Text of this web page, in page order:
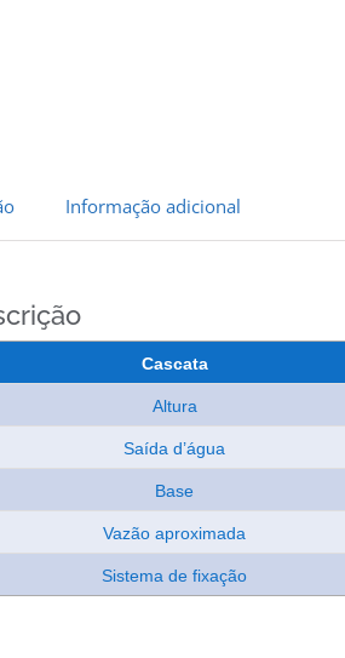
Informação adicional
Cascata
Altura
Saída d’água
Base
Vazão aproximada
Sistema de fixação